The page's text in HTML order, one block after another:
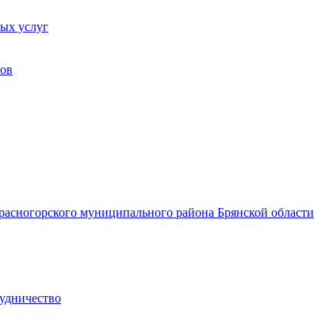
услуг
муниципального района Брянской области